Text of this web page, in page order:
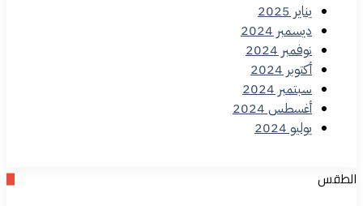
يناير 2025
ديسمبر 2024
نوفمبر 2024
أكتوبر 2024
سبتمبر 2024
أغسطس 2024
يوليو 2024
الطقس